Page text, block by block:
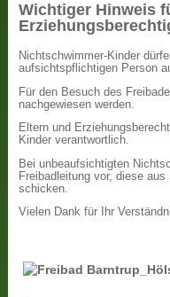
Wichtiger Hinweis
Nichtschwimmer-Kinder
aufsichtspflichtigen Person
Für den Besuch des
nachgewiesen werden.
Eltern und
Kinder verantwortlich.
Bei unbeaufsichtigten
Freibadleitung vor, diese
schicken.
Vielen Dank für Ihr